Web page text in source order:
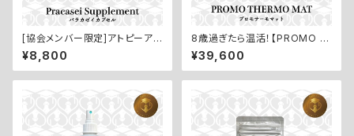
[協会メンバー限定]アトピーアレ
ルギー・カイカイの子のインナー
ケアに【Pracasei Suppleme
nt／PG乳酸菌カプセル：60錠】
¥8,800
8歳過ぎたら温活！【PROMO T
HERMO MAT／プロモサーモ
マット：Mサイズ】
¥39,600